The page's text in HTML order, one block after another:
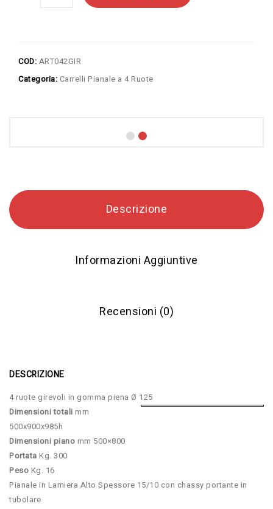
COD: ART042GIR
Categoria: Carrelli Pianale a 4 Ruote
Descrizione
Informazioni Aggiuntive
Recensioni (0)
DESCRIZIONE
4 ruote girevoli in gomma piena Ø 125
Dimensioni totali mm
500x900x985h
Dimensioni piano mm 500×800
Portata Kg. 300
Peso Kg. 16
Pianale in Lamiera Alto Spessore 15/10 con chassy portante in
tubolare